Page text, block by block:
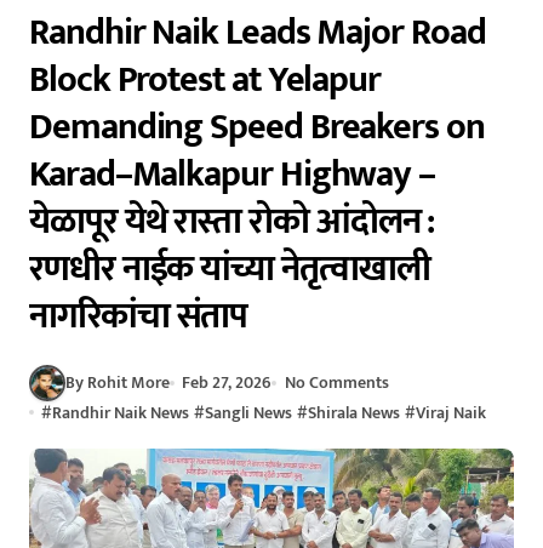
Randhir Naik Leads Major Road
Block Protest at Yelapur
Demanding Speed Breakers on
Karad–Malkapur Highway –
येळापूर येथे रास्ता रोको आंदोलन :
रणधीर नाईक यांच्या नेतृत्वाखाली
नागरिकांचा संताप
By Rohit More Feb 27, 2026 No Comments
#Randhir Naik News#Sangli News#Shirala News#Viraj Naik